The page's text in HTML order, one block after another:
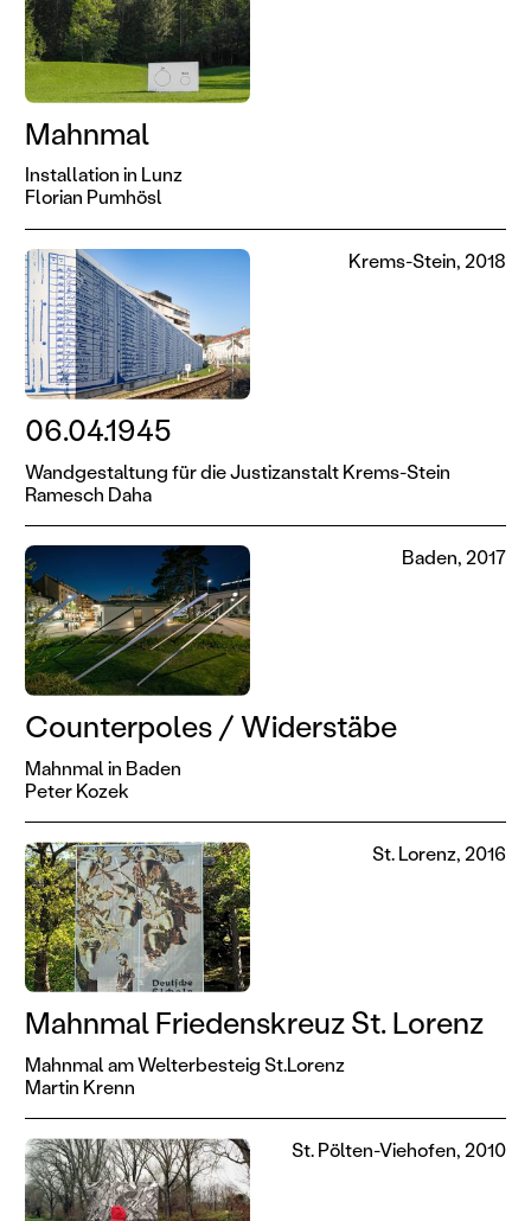
Mahnmal
Installation in Lunz
Florian Pumhösl
06.04.1945
Wandgestaltung für die Justizanstalt Krems-Stein
Ramesch Daha
Krems-Stein, 2018
Counterpoles / Widerstäbe
Mahnmal in Baden
Peter Kozek
Baden, 2017
Mahnmal Friedenskreuz St. Lorenz
Mahnmal am Welterbesteig St.Lorenz
Martin Krenn
St. Lorenz, 2016
St. Pölten-Viehofen, 2010